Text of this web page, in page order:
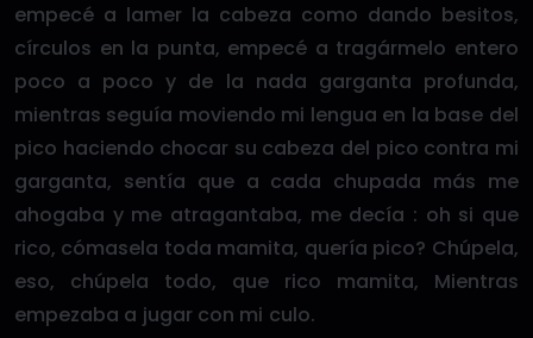
empecé a lamer la cabeza como dando besitos,
círculos en la punta, empecé a tragármelo entero
poco a poco y de la nada garganta profunda,
mientras seguía moviendo mi lengua en la base del
pico haciendo chocar su cabeza del pico contra mi
garganta, sentía que a cada chupada más me
ahogaba y me atragantaba, me decía : oh si que
rico, cómasela toda mamita, quería pico? Chúpela,
eso, chúpela todo, que rico mamita, Mientras
empezaba a jugar con mi culo.